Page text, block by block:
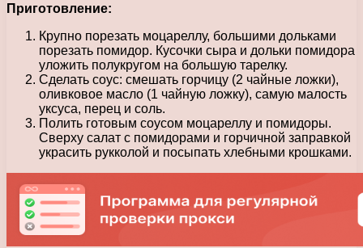
Приготовление:
Крупно порезать моцареллу, большими дольками
порезать помидор. Кусочки сыра и дольки помидора
уложить полукругом на большую тарелку.
Сделать соус: смешать горчицу (2 чайные ложки),
оливковое масло (1 чайную ложку), самую малость
уксуса, перец и соль.
Полить готовым соусом моцареллу и помидоры.
Сверху салат с помидорами и горчичной заправкой
украсить рукколой и посыпать хлебными крошками.